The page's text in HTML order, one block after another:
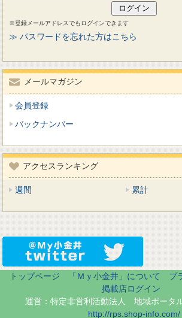
※登録メールアドレスでもログインできます
≫ パスワードを忘れた方はこちら
メールマガジン
会員登録
バックナンバー
アクセスランキング
週間 累計
トップページ 「Ｍｙ小金井」について
プ
掲載店ログイン
運営：特定非営利活動法人 地域ポータ
http://rps.shop-info.com/